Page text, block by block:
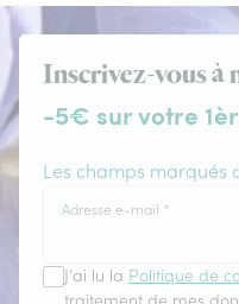
Inscrivez-vous à
-5€ sur votre
Les champs marqués
Adresse e-mail *
J'ai lu la Politique de